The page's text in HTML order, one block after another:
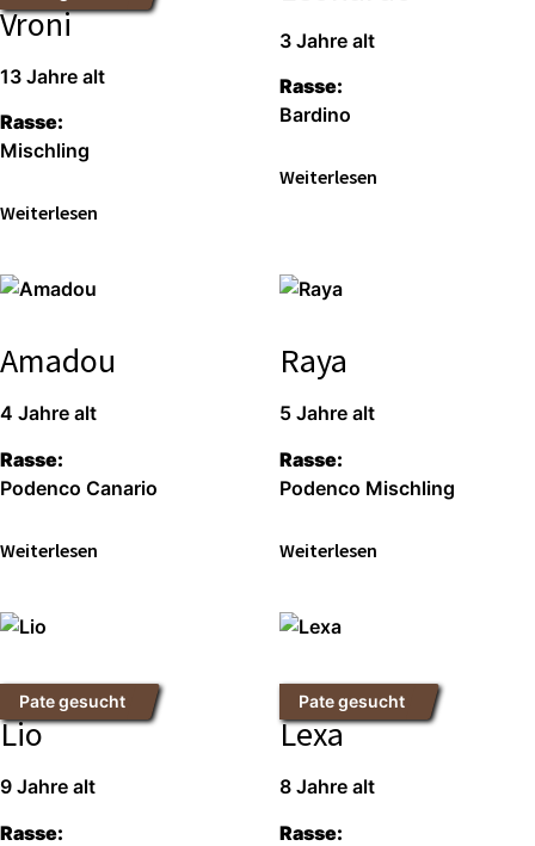
Vroni
13 Jah­re alt
Ras­se:
Misch­ling
Wei­ter­le­sen
3 Jah­re alt
Ras­se:
Bar­di­no
Wei­ter­le­sen
Amadou
4 Jah­re alt
Ras­se:
Poden­co Cana­rio
Wei­ter­le­sen
Raya
5 Jah­re alt
Ras­se:
Poden­co Misch­ling
Wei­ter­le­sen
Pate gesucht
Lio
9 Jah­re alt
Ras­se:
Pate gesucht
Lexa
8 Jah­re alt
Ras­se: